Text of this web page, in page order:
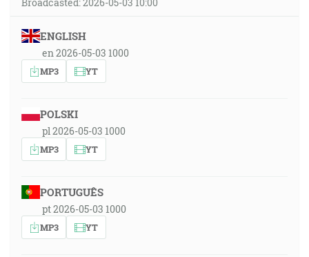
ENGLISH
en 2026-05-03 1000
MP3 YT
POLSKI
pl 2026-05-03 1000
MP3 YT
PORTUGUÊS
pt 2026-05-03 1000
MP3 YT